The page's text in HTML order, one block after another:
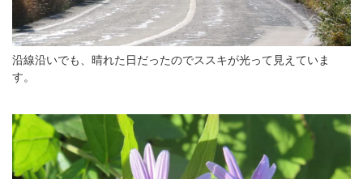
沿線沿いでも、晴れた日だったのでススキが光って見えていま
す。